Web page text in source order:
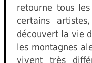
retourne tous
certains
découvert la vie
les montagnes
vivent très